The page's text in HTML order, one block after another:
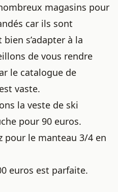
magasins pour
car ils sont
s’adapter à la
de vous rendre
le catalogue de
vaste.
la veste de ski
pour 90 euros.
pour le manteau 3/4 en
euros est parfaite.